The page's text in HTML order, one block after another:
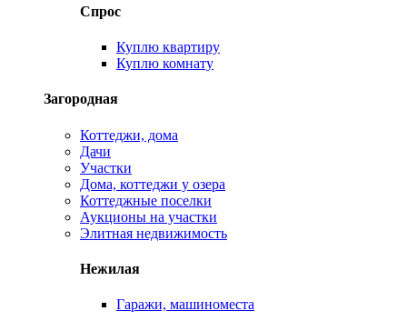
Спрос
Куплю квартиру
Куплю комнату
Загородная
Коттеджи, дома
Дачи
Участки
Дома, коттеджи у озера
Коттеджные поселки
Аукционы на участки
Элитная недвижимость
Нежилая
Гаражи, машиноместа